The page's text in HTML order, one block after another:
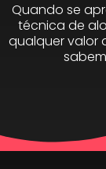
Quando se
técnica de
qualquer valor